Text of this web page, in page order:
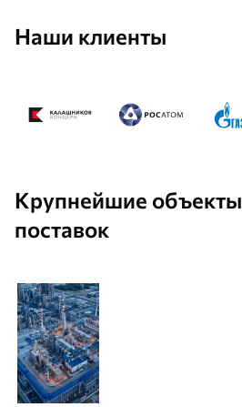
Наши клиенты
Крупнейшие объекты
поставок